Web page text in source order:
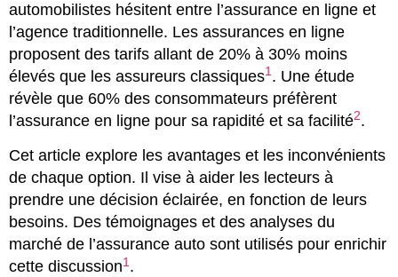
automobilistes hésitent entre l’assurance en ligne et
l’agence traditionnelle. Les assurances en ligne
proposent des tarifs allant de 20% à 30% moins
élevés que les assureurs classiques1. Une étude
révèle que 60% des consommateurs préfèrent
l’assurance en ligne pour sa rapidité et sa facilité2.
Cet article explore les avantages et les inconvénients
de chaque option. Il vise à aider les lecteurs à
prendre une décision éclairée, en fonction de leurs
besoins. Des témoignages et des analyses du
marché de l’assurance auto sont utilisés pour enrichir
cette discussion1 .